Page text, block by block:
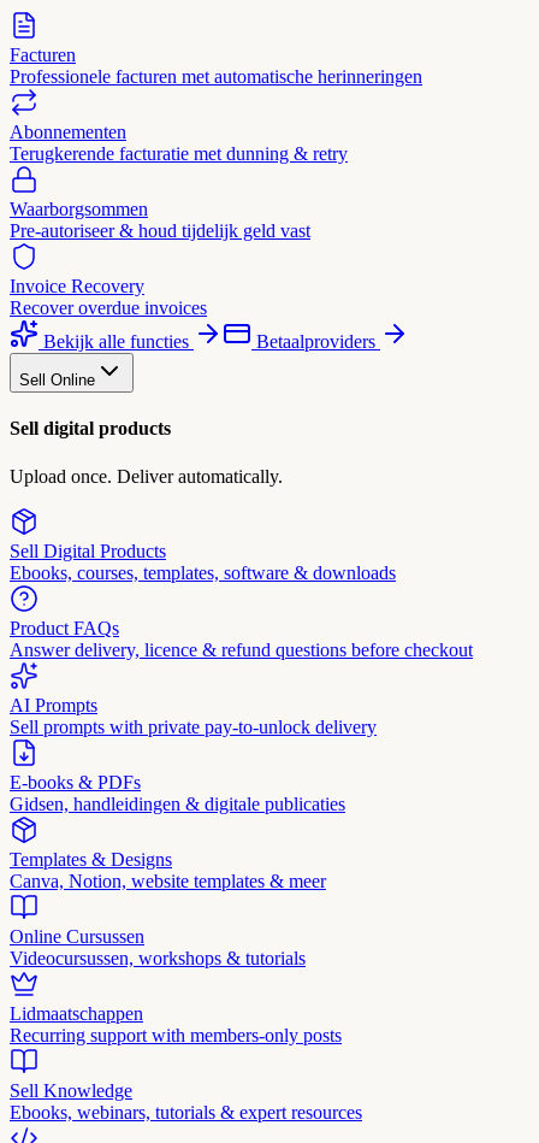
Facturen
Professionele facturen met automatische herinneringen
Abonnementen
Terugkerende facturatie met dunning & retry
Waarborgsommen
Pre-autoriseer & houd tijdelijk geld vast
Invoice Recovery
Recover overdue invoices
Bekijk alle functies
Betaalproviders
Sell Online
Sell digital products
Upload once. Deliver automatically.
Sell Digital Products
Ebooks, courses, templates, software & downloads
Product FAQs
Answer delivery, licence & refund questions before checkout
AI Prompts
Sell prompts with private pay-to-unlock delivery
E-books & PDFs
Gidsen, handleidingen & digitale publicaties
Templates & Designs
Canva, Notion, website templates & meer
Online Cursussen
Videocursussen, workshops & tutorials
Lidmaatschappen
Recurring support with members-only posts
Sell Knowledge
Ebooks, webinars, tutorials & expert resources